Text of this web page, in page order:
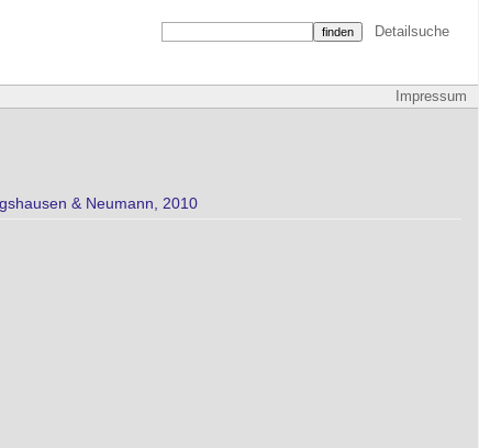
Detailsuche
Impressum
& Neumann, 2010